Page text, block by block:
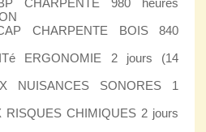
CHARPENTE BOIS 840
ERGONOMIE 2 jours (14
NUISANCES SONORES 1
RISQUES CHIMIQUES 2 jours